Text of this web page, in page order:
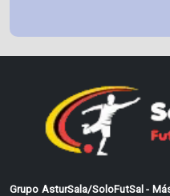
Grupo AsturSala/SoloFutSal -